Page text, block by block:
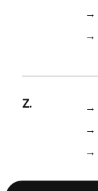
→
→
Z. →
→
→